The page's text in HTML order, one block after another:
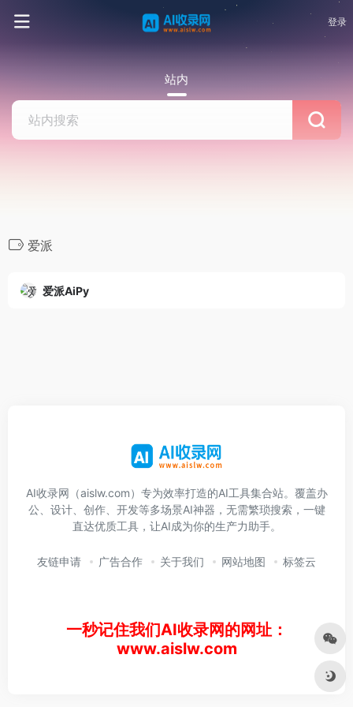
登录
站内
爱派
爱派AiPy
AI收录网（aislw.com）专为效率打造的AI工具集合站。覆盖办
公、设计、创作、开发等多场景AI神器，无需繁琐搜索，一键
直达优质工具，让AI成为你的生产力助手。
友链申请 广告合作 关于我们 网站地图 标签云
一秒记住我们AI收录网的网址：
www.aislw.com